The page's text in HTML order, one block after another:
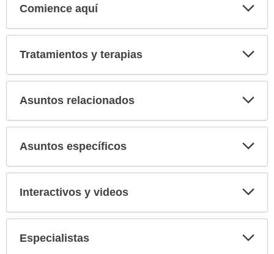
Comience aquí
Tratamientos y terapias
Asuntos relacionados
Asuntos específicos
Interactivos y videos
Especialistas